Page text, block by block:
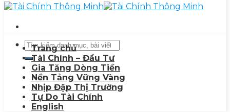
Trang chủ
Tài Chính – Đầu Tư
Gia Tăng Dòng Tiền
Nền Tảng Vững Vàng
Nhịp Đập Thị Trường
Tự Do Tài Chính
English